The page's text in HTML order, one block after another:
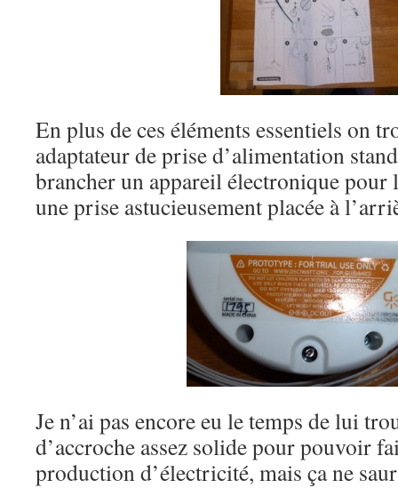
En plus de ces éléments essentiels on
adaptateur de prise d’alimentation
brancher un appareil électronique pour
une prise astucieusement placée à
Je n’ai pas encore eu le temps de lui
d’accroche assez solide pour pouvoir
production d’électricité, mais ça ne